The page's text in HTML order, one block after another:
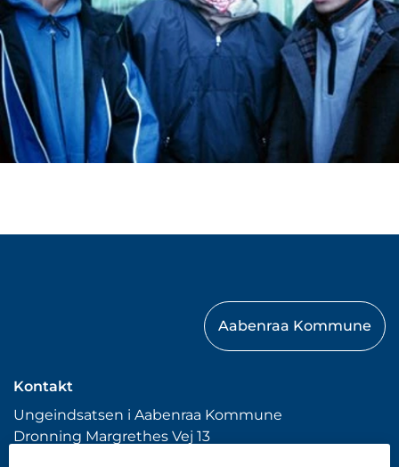
Kontakt
Ungeindsatsen i Aabenraa Kommune
Dronning Margrethes Vej 13
Aabenraa Kommune